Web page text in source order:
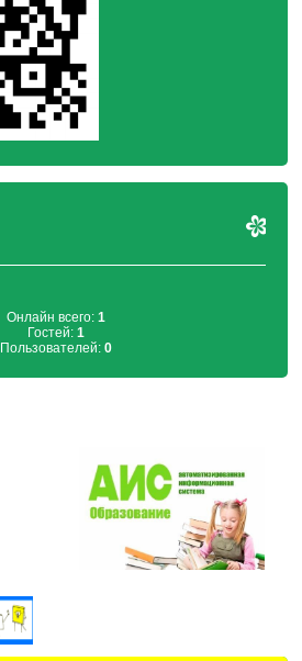
Онлайн всего: 1
Гостей: 1
Пользователей: 0